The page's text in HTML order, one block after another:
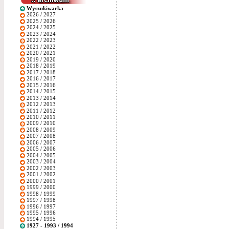
Wyszukiwarka
2026 / 2027
2025 / 2026
2024 / 2025
2023 / 2024
2022 / 2023
2021 / 2022
2020 / 2021
2019 / 2020
2018 / 2019
2017 / 2018
2016 / 2017
2015 / 2016
2014 / 2015
2013 / 2014
2012 / 2013
2011 / 2012
2010 / 2011
2009 / 2010
2008 / 2009
2007 / 2008
2006 / 2007
2005 / 2006
2004 / 2005
2003 / 2004
2002 / 2003
2001 / 2002
2000 / 2001
1999 / 2000
1998 / 1999
1997 / 1998
1996 / 1997
1995 / 1996
1994 / 1995
1927 - 1993 / 1994